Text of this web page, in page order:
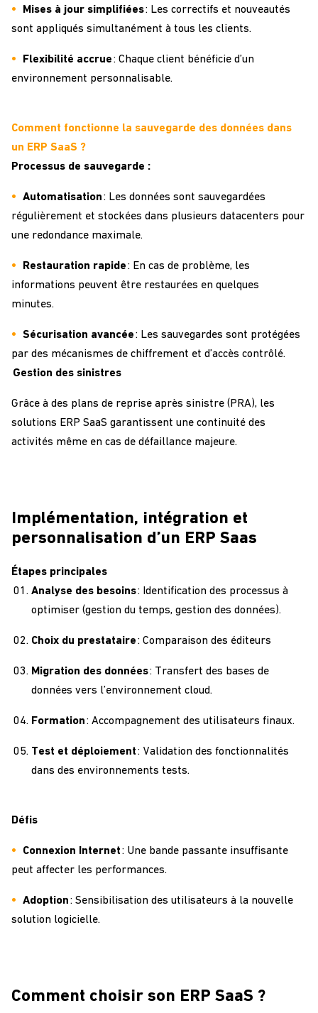
Mises à jour simplifiées: Les correctifs et nouveautés
sont appliqués simultanément à tous les clients.
Flexibilité accrue: Chaque client bénéficie d’un
environnement personnalisable.
Comment fonctionne la sauvegarde des données dans
un ERP SaaS ?
Processus de sauvegarde :
Automatisation: Les données sont sauvegardées
régulièrement et stockées dans plusieurs datacenters pour
une redondance maximale.
Restauration rapide: En cas de problème, les
informations peuvent être restaurées en quelques
minutes.
Sécurisation avancée: Les sauvegardes sont protégées
par des mécanismes de chiffrement et d’accès contrôlé.
Gestion des sinistres
Grâce à des plans de reprise après sinistre (PRA), les
solutions ERP SaaS garantissent une continuité des
activités même en cas de défaillance majeure.
Implémentation, intégration et
personnalisation d’un ERP Saas
Étapes principales
Analyse des besoins: Identification des processus à
optimiser (gestion du temps, gestion des données).
Choix du prestataire: Comparaison des éditeurs
Migration des données: Transfert des bases de
données vers l’environnement cloud.
Formation: Accompagnement des utilisateurs finaux.
Test et déploiement: Validation des fonctionnalités
dans des environnements tests.
Défis
Connexion Internet: Une bande passante insuffisante
peut affecter les performances.
Adoption: Sensibilisation des utilisateurs à la nouvelle
solution logicielle.
Comment choisir son ERP SaaS ?